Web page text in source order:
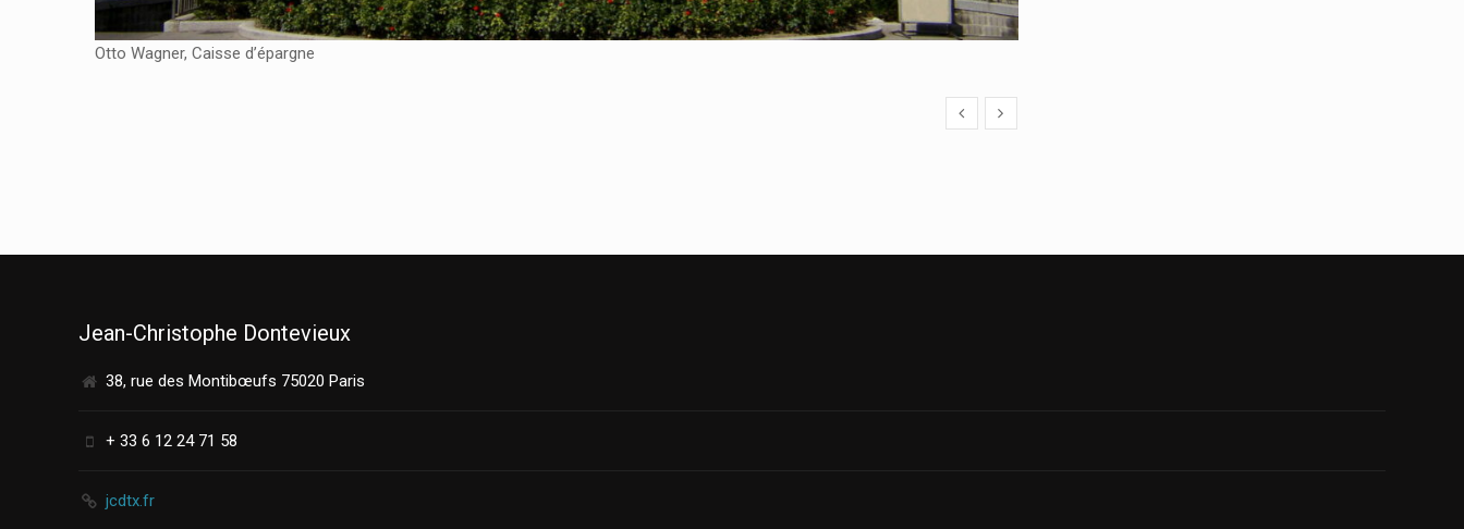
Otto Wagner, Caisse d’épargne
Jean-Christophe Dontevieux
38, rue des Montibœufs 75020 Paris
+ 33 6 12 24 71 58
jcdtx.fr